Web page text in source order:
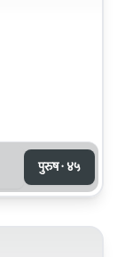
पुरुष · ४५